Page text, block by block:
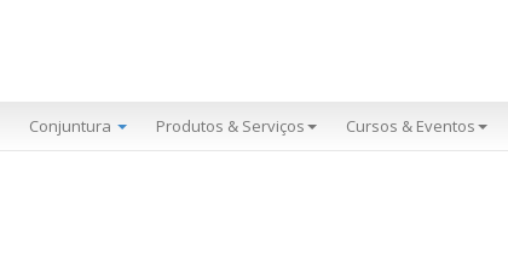
Conjuntura Produtos & Serviços Cursos & Eventos